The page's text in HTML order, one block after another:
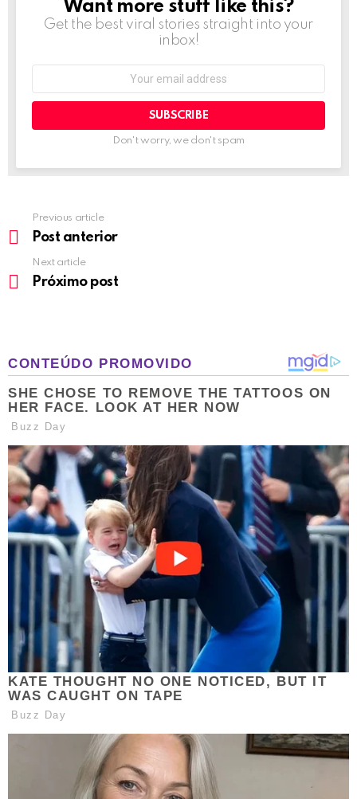
NEWSLETTER
Want more stuff like this?
Get the best viral stories straight into your
inbox!
Don't worry, we don't spam
more
Previous article
Post anterior
Next article
Próximo post